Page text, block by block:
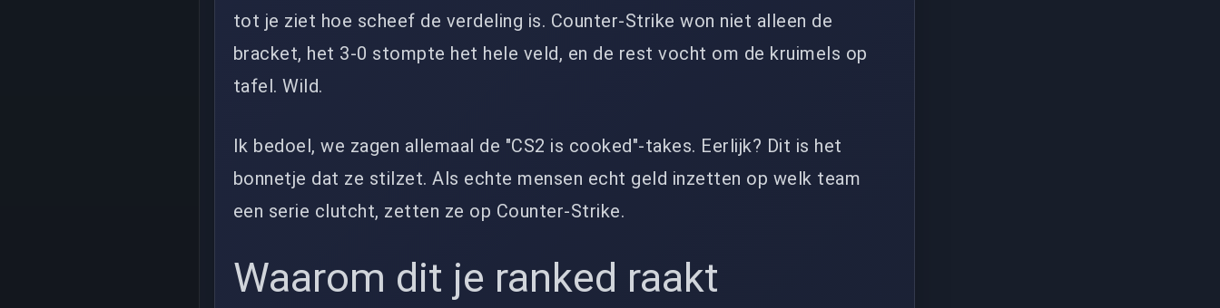
tot je ziet hoe scheef de verdeling is. Counter-Strike won niet alleen de
bracket, het 3-0 stompte het hele veld, en de rest vocht om de kruimels op
tafel. Wild.
Ik bedoel, we zagen allemaal de "CS2 is cooked"-takes. Eerlijk? Dit is het
bonnetje dat ze stilzet. Als echte mensen echt geld inzetten op welk team
een serie clutcht, zetten ze op Counter-Strike.
Waarom dit je ranked raakt